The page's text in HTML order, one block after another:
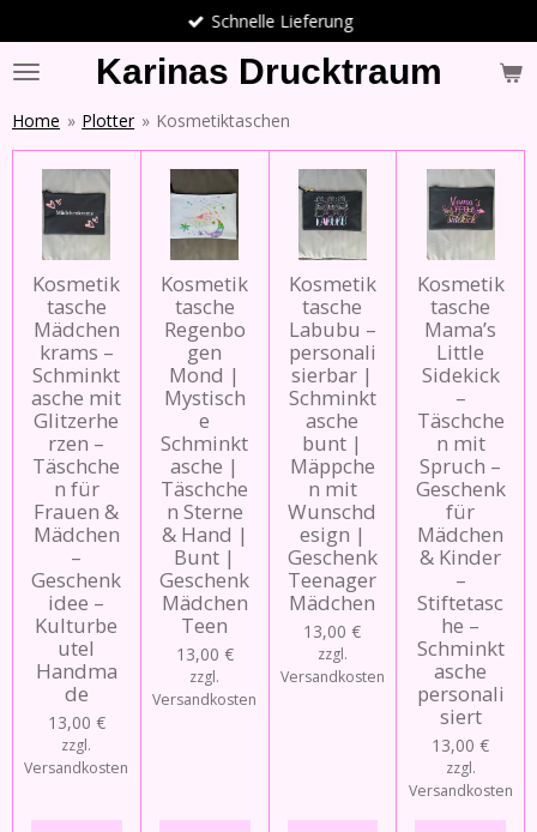
Hauptinhalt
springen
Karinas Drucktraum
Schnelle Lieferung
Home » Plotter » Kosmetiktaschen
Kosmetik
tasche
Mädchen
krams –
Schminkt
asche mit
Glitzerhe
rzen –
Täschche
n für
Frauen &
Mädchen
–
Geschenk
idee –
Kulturbe
utel
Handma
de
13,00 €
zzgl.
Versandkosten
Kosmetik
tasche
Regenbo
gen
Mond |
Mystisch
e
Schminkt
asche |
Täschche
n Sterne
& Hand |
Bunt |
Geschenk
Mädchen
Teen
13,00 €
zzgl.
Versandkosten
Kosmetik
tasche
Labubu –
personali
sierbar |
Schminkt
asche
bunt |
Mäppche
n mit
Wunschd
esign |
Geschenk
Teenager
Mädchen
13,00 €
zzgl.
Versandkosten
Kosmetik
tasche
Mama’s
Little
Sidekick
–
Täschche
n mit
Spruch –
Geschenk
für
Mädchen
& Kinder
–
Stiftetasc
he –
Schminkt
asche
personali
siert
13,00 €
zzgl.
Versandkosten